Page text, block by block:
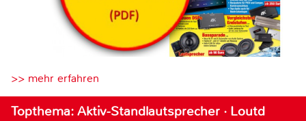
>> mehr erfahren
Topthema: Aktiv-Standlautsprecher · Loutd